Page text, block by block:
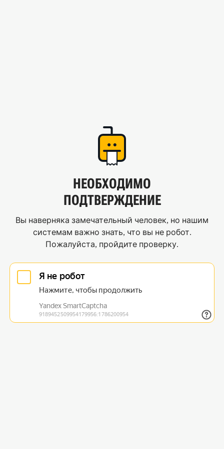
НЕОБХОДИМО
ПОДТВЕРЖДЕНИЕ
Вы наверняка замечательный человек, но нашим
системам важно знать, что вы не робот.
Пожалуйста, пройдите проверку.